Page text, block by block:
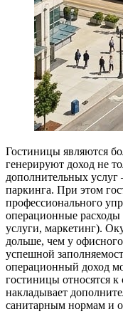
Гостиницы являются
генерируют доход не
дополнительных
паркинга. При этом
профессионального
операционные расходы
услуги, маркетинг).
дольше, чем у
успешной
операционный доход
гостиницы относятся
накладывает
санитарным нормам и